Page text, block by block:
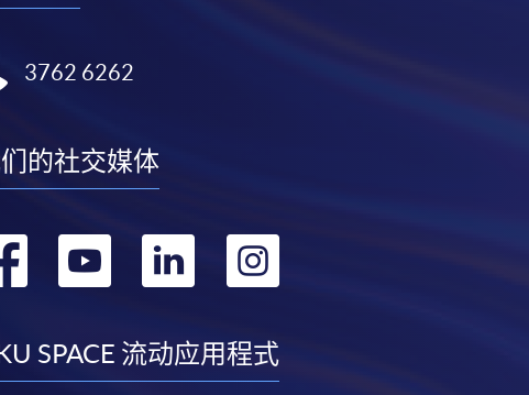
3762 6262
的社交媒体
转
facebook
转
youtube
转
linkedin
转
instagram
SPACE 流动应用程式